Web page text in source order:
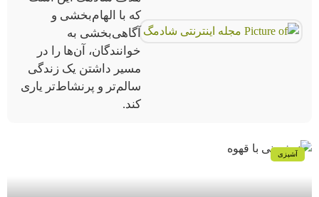
که با الهام‌بخشی و
آگاهی‌بخشی به
خوانندگان، آن‌ها را در
مسیر داشتن یک زندگی
سالم‌تر و پرنشاط‌تر یاری
کند.
آشپزی